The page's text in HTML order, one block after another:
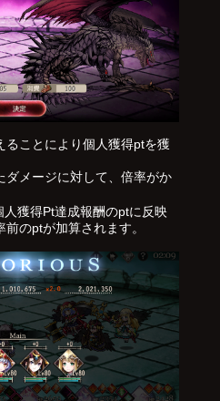
ることにより個人獲得ptを獲
ダメージに対して、倍率がか
獲得Pt達成報酬のptに反映
のptが加算されます。